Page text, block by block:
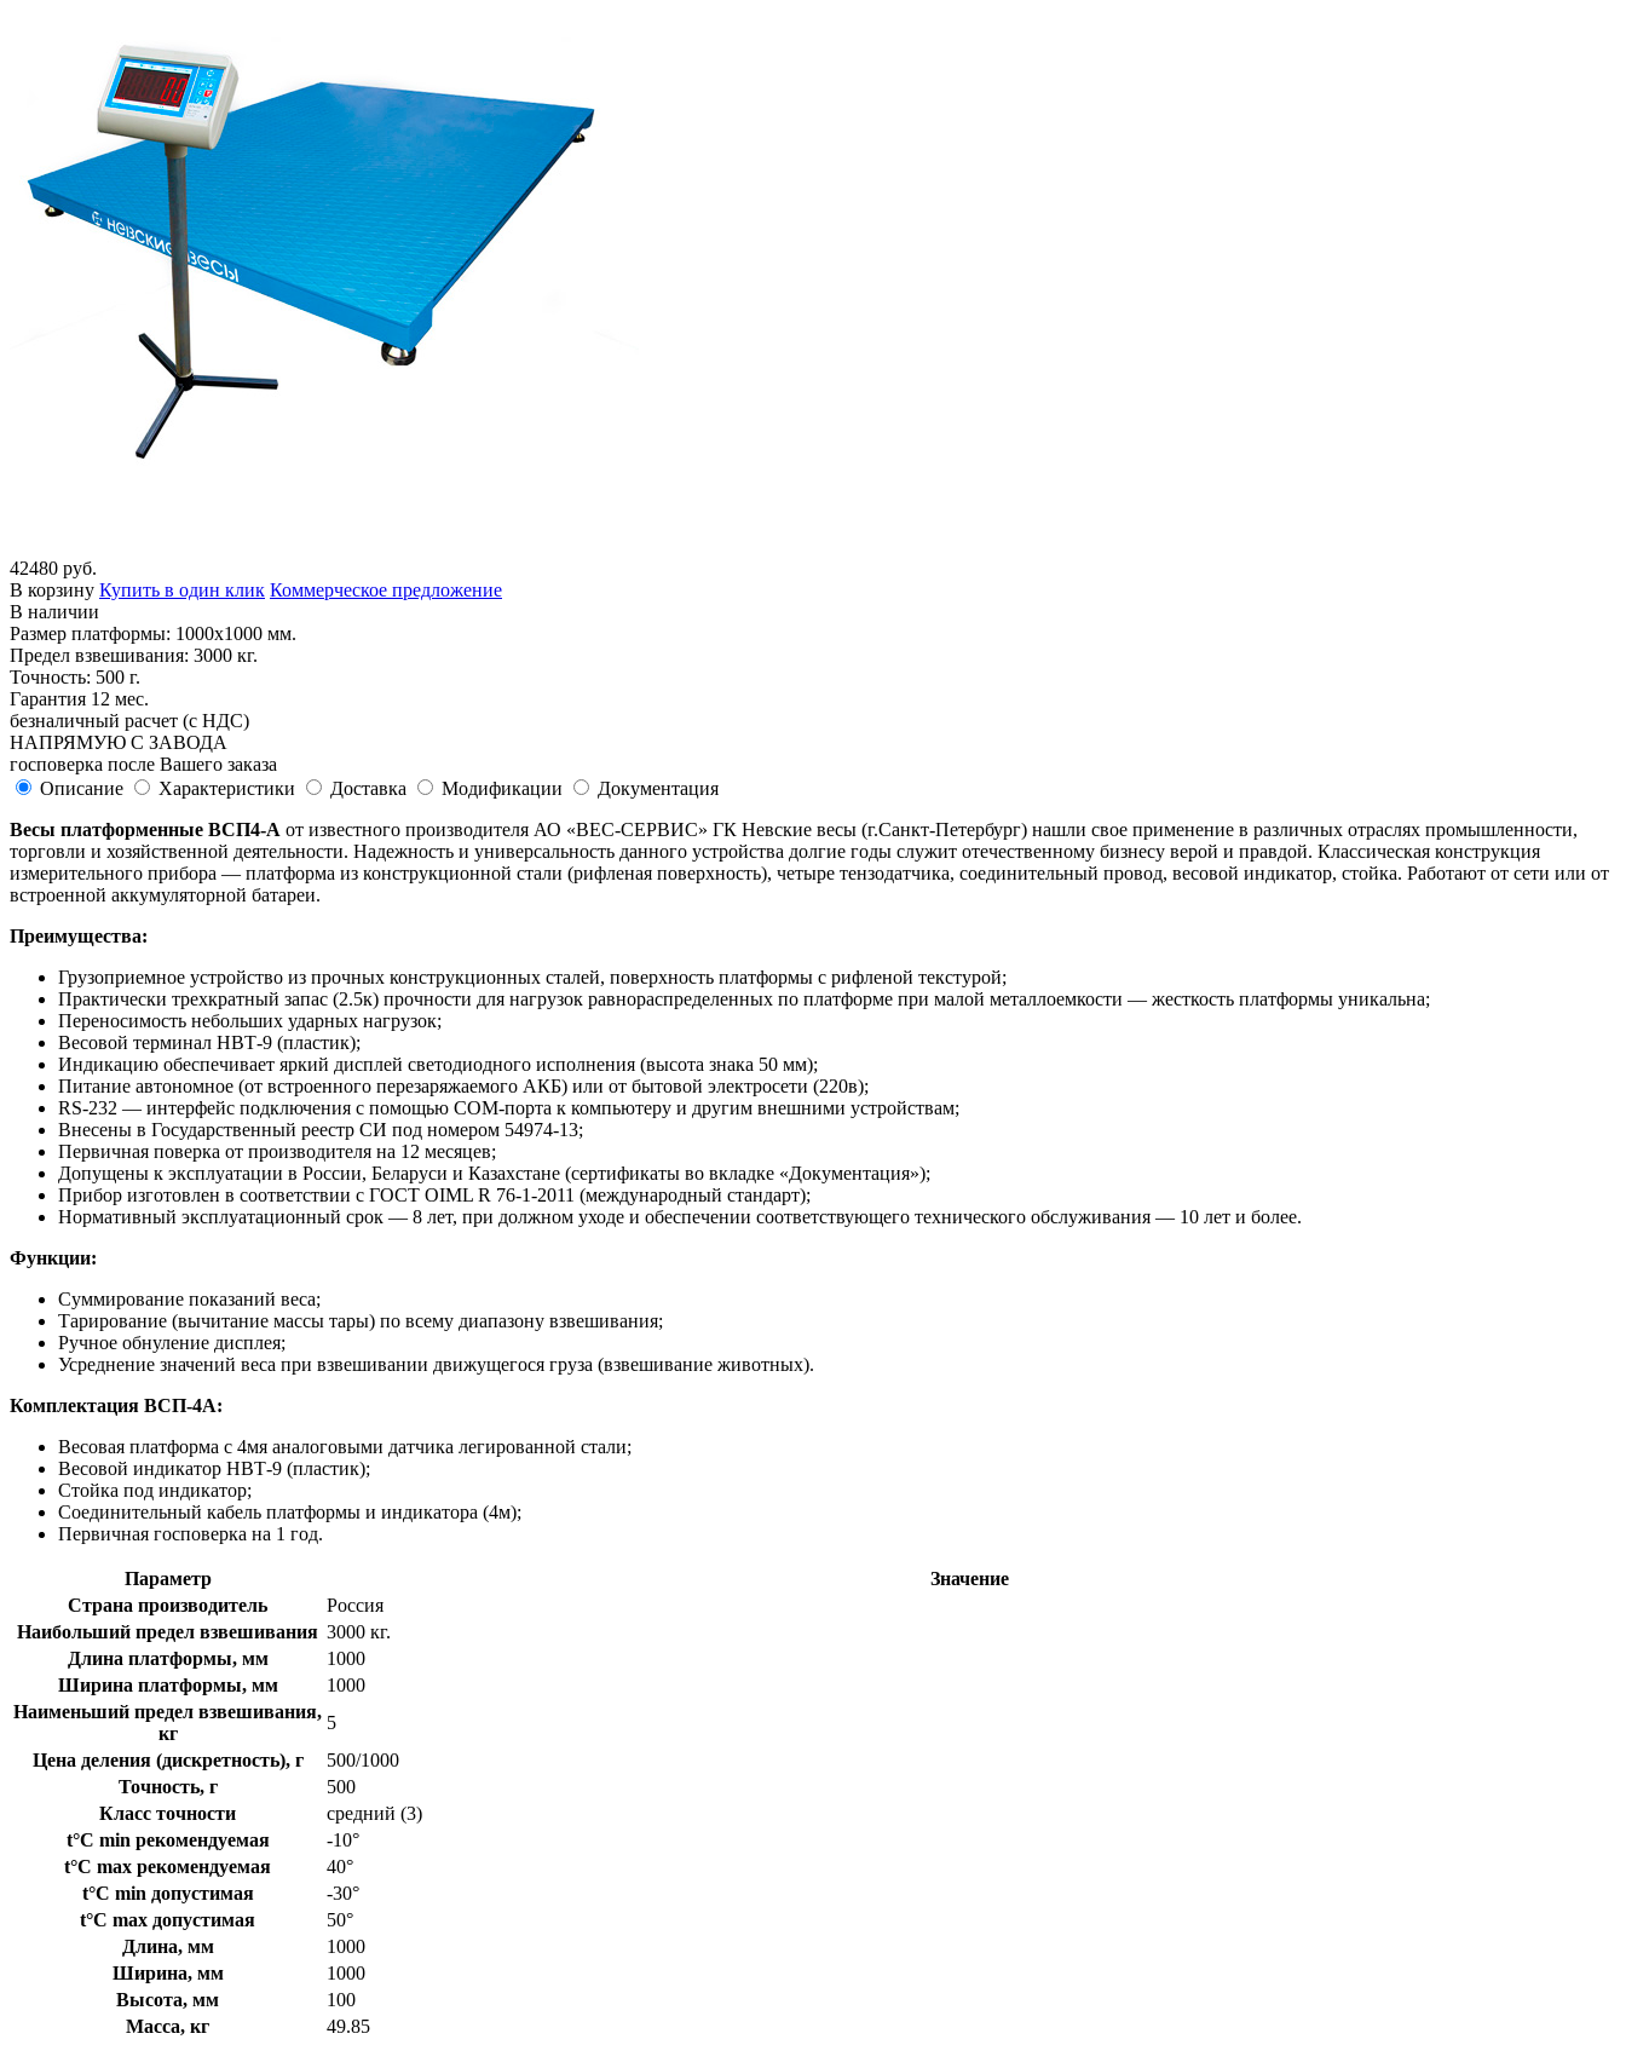
42480 руб.
В корзину Купить в один клик Коммерческое предложение
В наличии
Размер платформы: 1000х1000 мм.
Предел взвешивания: 3000 кг.
Точность: 500 г.
Гарантия 12 мес.
безналичный расчет (с НДС)
НАПРЯМУЮ С ЗАВОДА
госповерка после Вашего заказа
Описание
Характеристики Доставка Модификации
Документация
Весы платформенные ВСП4-А от известного производителя АО «ВЕС-СЕРВИС» ГК Невские весы (г.Санкт-Петербург) нашли свое применение в различных отраслях промышленности,
торговли и хозяйственной деятельности. Надежность и универсальность данного устройства долгие годы служит отечественному бизнесу верой и правдой. Классическая конструкция
измерительного прибора — платформа из конструкционной стали (рифленая поверхность), четыре тензодатчика, соединительный провод, весовой индикатор, стойка. Работают от сети или от
встроенной аккумуляторной батареи.
Преимущества:
Грузоприемное устройство из прочных конструкционных сталей, поверхность платформы с рифленой текстурой;
Практически трехкратный запас (2.5к) прочности для нагрузок равнораспределенных по платформе при малой металлоемкости — жесткость платформы уникальна;
Переносимость небольших ударных нагрузок;
Весовой терминал НВТ-9 (пластик);
Индикацию обеспечивает яркий дисплей светодиодного исполнения (высота знака 50 мм);
Питание автономное (от встроенного перезаряжаемого АКБ) или от бытовой электросети (220в);
RS-232 — интерфейс подключения с помощью COM-порта к компьютеру и другим внешними устройствам;
Внесены в Государственный реестр СИ под номером 54974-13;
Первичная поверка от производителя на 12 месяцев;
Допущены к эксплуатации в России, Беларуси и Казахстане (сертификаты во вкладке «Документация»);
Прибор изготовлен в соответствии с ГОСТ OIML R 76-1-2011 (международный стандарт);
Нормативный эксплуатационный срок — 8 лет, при должном уходе и обеспечении соответствующего технического обслуживания — 10 лет и более.
Функции:
Суммирование показаний веса;
Тарирование (вычитание массы тары) по всему диапазону взвешивания;
Ручное обнуление дисплея;
Усреднение значений веса при взвешивании движущегося груза (взвешивание животных).
Комплектация ВСП-4А:
Весовая платформа с 4мя аналоговыми датчика легированной стали;
Весовой индикатор НВТ-9 (пластик);
Стойка под индикатор;
Соединительный кабель платформы и индикатора (4м);
Первичная госповерка на 1 год.
Параметр
Значение
Страна производитель
Россия
Наибольший предел взвешивания 3000 кг.
Длина платформы, мм
1000
Ширина платформы, мм
1000
Наименьший предел взвешивания,
кг
5
Цена деления (дискретность), г
500/1000
Точность, г
500
Класс точности
средний (3)
t°C min рекомендуемая
-10°
t°C max рекомендуемая
40°
t°C min допустимая
-30°
t°C max допустимая
50°
Длина, мм
1000
Ширина, мм
1000
Высота, мм
100
Масса, кг
49.85